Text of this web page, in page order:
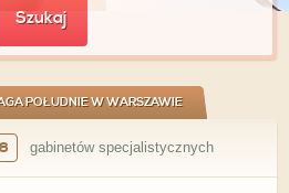
Szukaj
POŁUDNIE W WARSZAWIE
gabinetów specjalistycznych